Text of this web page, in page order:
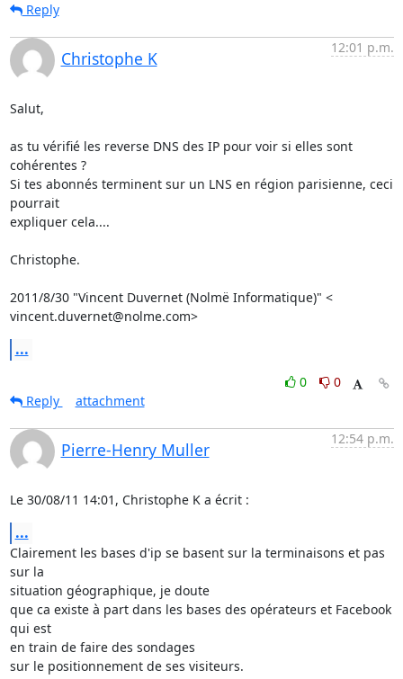
Reply
Christophe K
12:01 p.m.
Salut,
as tu vérifié les reverse DNS des IP pour voir si elles sont
cohérentes ?
Si tes abonnés terminent sur un LNS en région parisienne, ceci
pourrait
expliquer cela....
Christophe.
2011/8/30 "Vincent Duvernet (Nolmë Informatique)" <
vincent.duvernet@nolme.com>
...
0
0
Reply
attachment
Pierre-Henry Muller
12:54 p.m.
Le 30/08/11 14:01, Christophe K a écrit :
...
Clairement les bases d'ip se basent sur la terminaisons et pas
sur la
situation géographique, je doute
que ca existe à part dans les bases des opérateurs et Facebook
qui est
en train de faire des sondages
sur le positionnement de ses visiteurs.